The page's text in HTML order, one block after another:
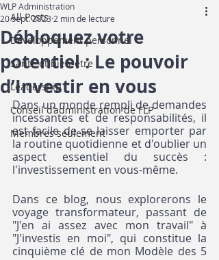
All Posts
Développement personnel
Santé et bien-être
Leadership
Conseil d’administration de FLP
Membres seulement
Débloquez votre
potentiel : Le pouvoir
d’Investir en vous
WLP Administration
20 sept. 2023 2 min de lecture
Dans un monde rempli de demandes
incessantes et de responsabilités, il
est facile de se laisser emporter par
la routine quotidienne et d'oublier un
aspect essentiel du succès :
l'investissement en vous-même.
Dans ce blog, nous explorerons le
voyage transformateur, passant de
"J'en ai assez avec mon travail" à
"J'investis en moi", qui constitue la
cinquième clé de mon Modèle des 5